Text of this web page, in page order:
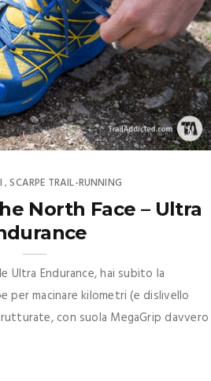
,SCARPE TRAIL-RUNNING
North Face – Ultra
Ultra Endurance, hai subito la
per macinare kilometri (e dislivello
con suola MegaGrip davvero